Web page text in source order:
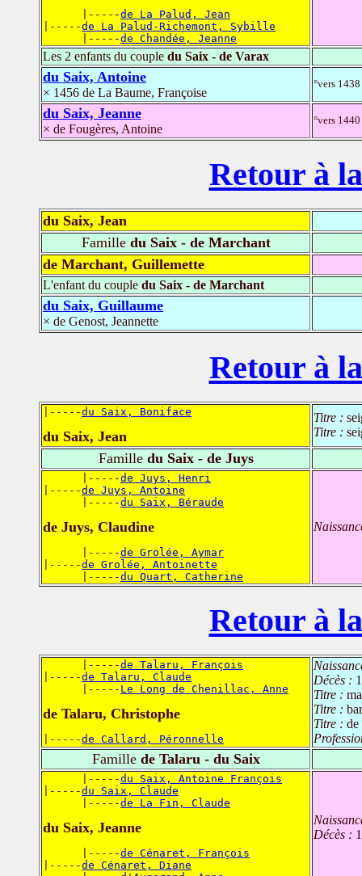
      |-----
de La Palud, Jean
|-----de La Palud-Richemont, Sybille
      |-----
de Chandée, Jeanne
Les 2 enfants du couple du Saix - de Varax
du Saix, Antoine
× 1456 de La Baume, Françoise
°vers
du Saix, Jeanne
× de Fougères, Antoine
°vers
Retour à
du Saix, Jean
Familledu Saix - de Marchant
de Marchant, Guillemette
L'enfant du couple du Saix - de Marchant
du Saix, Guillaume
× de Genost, Jeannette
Retour à
|-----du Saix, Boniface
du Saix, Jean
Titre :
Titre :
Familledu Saix - de Juys
      |-----
de Juys, Henri
|-----de Juys, Antoine
      |-----
du Saix, Béraude
de Juys, Claudine
      |-----
de Grolée, Aymar
|-----de Grolée, Antoinette
      |-----
du Quart, Catherine
Retour à
      |-----
de Talaru, François
|-----de Talaru, Claude
      |-----
Le Long de Chenillac, Anne
de Talaru, Christophe
|-----de Callard, Péronnelle
Décès :
Titre :
Titre :
Titre : de
Famillede Talaru - du Saix
      |-----
du Saix, Antoine François
|-----du Saix, Claude
      |-----
de La Fin, Claude
du Saix, Jeanne
      |-----
de Cénaret, François
|-----de Cénaret, Diane
Décès :